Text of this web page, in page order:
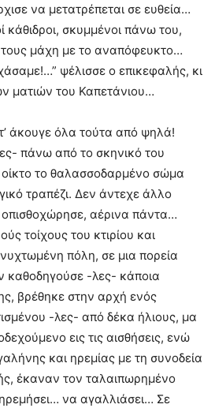
να μετατρέπεται σε ευθεία…
κάθιδροι, σκυμμένοι πάνω του,
τους μάχη με το αναπόφευκτο…
ψέλισσε ο επικεφαλής, κι
ματιών του Καπετάνιου…
άκουγε όλα τούτα από ψηλά!
πάνω από το σκηνικό του
το θαλασσοδαρμένο σώμα
τραπέζι. Δεν άντεχε άλλο
οπισθοχώρησε, αέρινα πάντα…
τοίχους του κτιρίου και
πόλη, σε μια πορεία
-λες- κάποια
βρέθηκε στην αρχή ενός
-λες- από δέκα ήλιους, μα
εις τις αισθήσεις, ενώ
και ηρεμίας με τη συνοδεία
έκαναν τον ταλαιπωρημένο
να αγαλλιάσει… Σε